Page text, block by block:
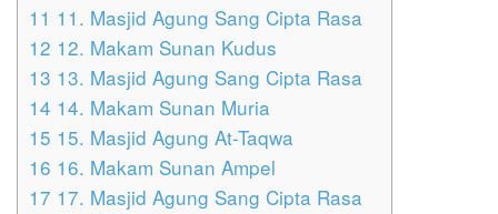
11 11. Masjid Agung Sang Cipta Rasa
12 12. Makam Sunan Kudus
13 13. Masjid Agung Sang Cipta Rasa
14 14. Makam Sunan Muria
15 15. Masjid Agung At-Taqwa
16 16. Makam Sunan Ampel
17 17. Masjid Agung Sang Cipta Rasa